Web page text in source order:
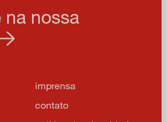
na nossa
imprensa
contato